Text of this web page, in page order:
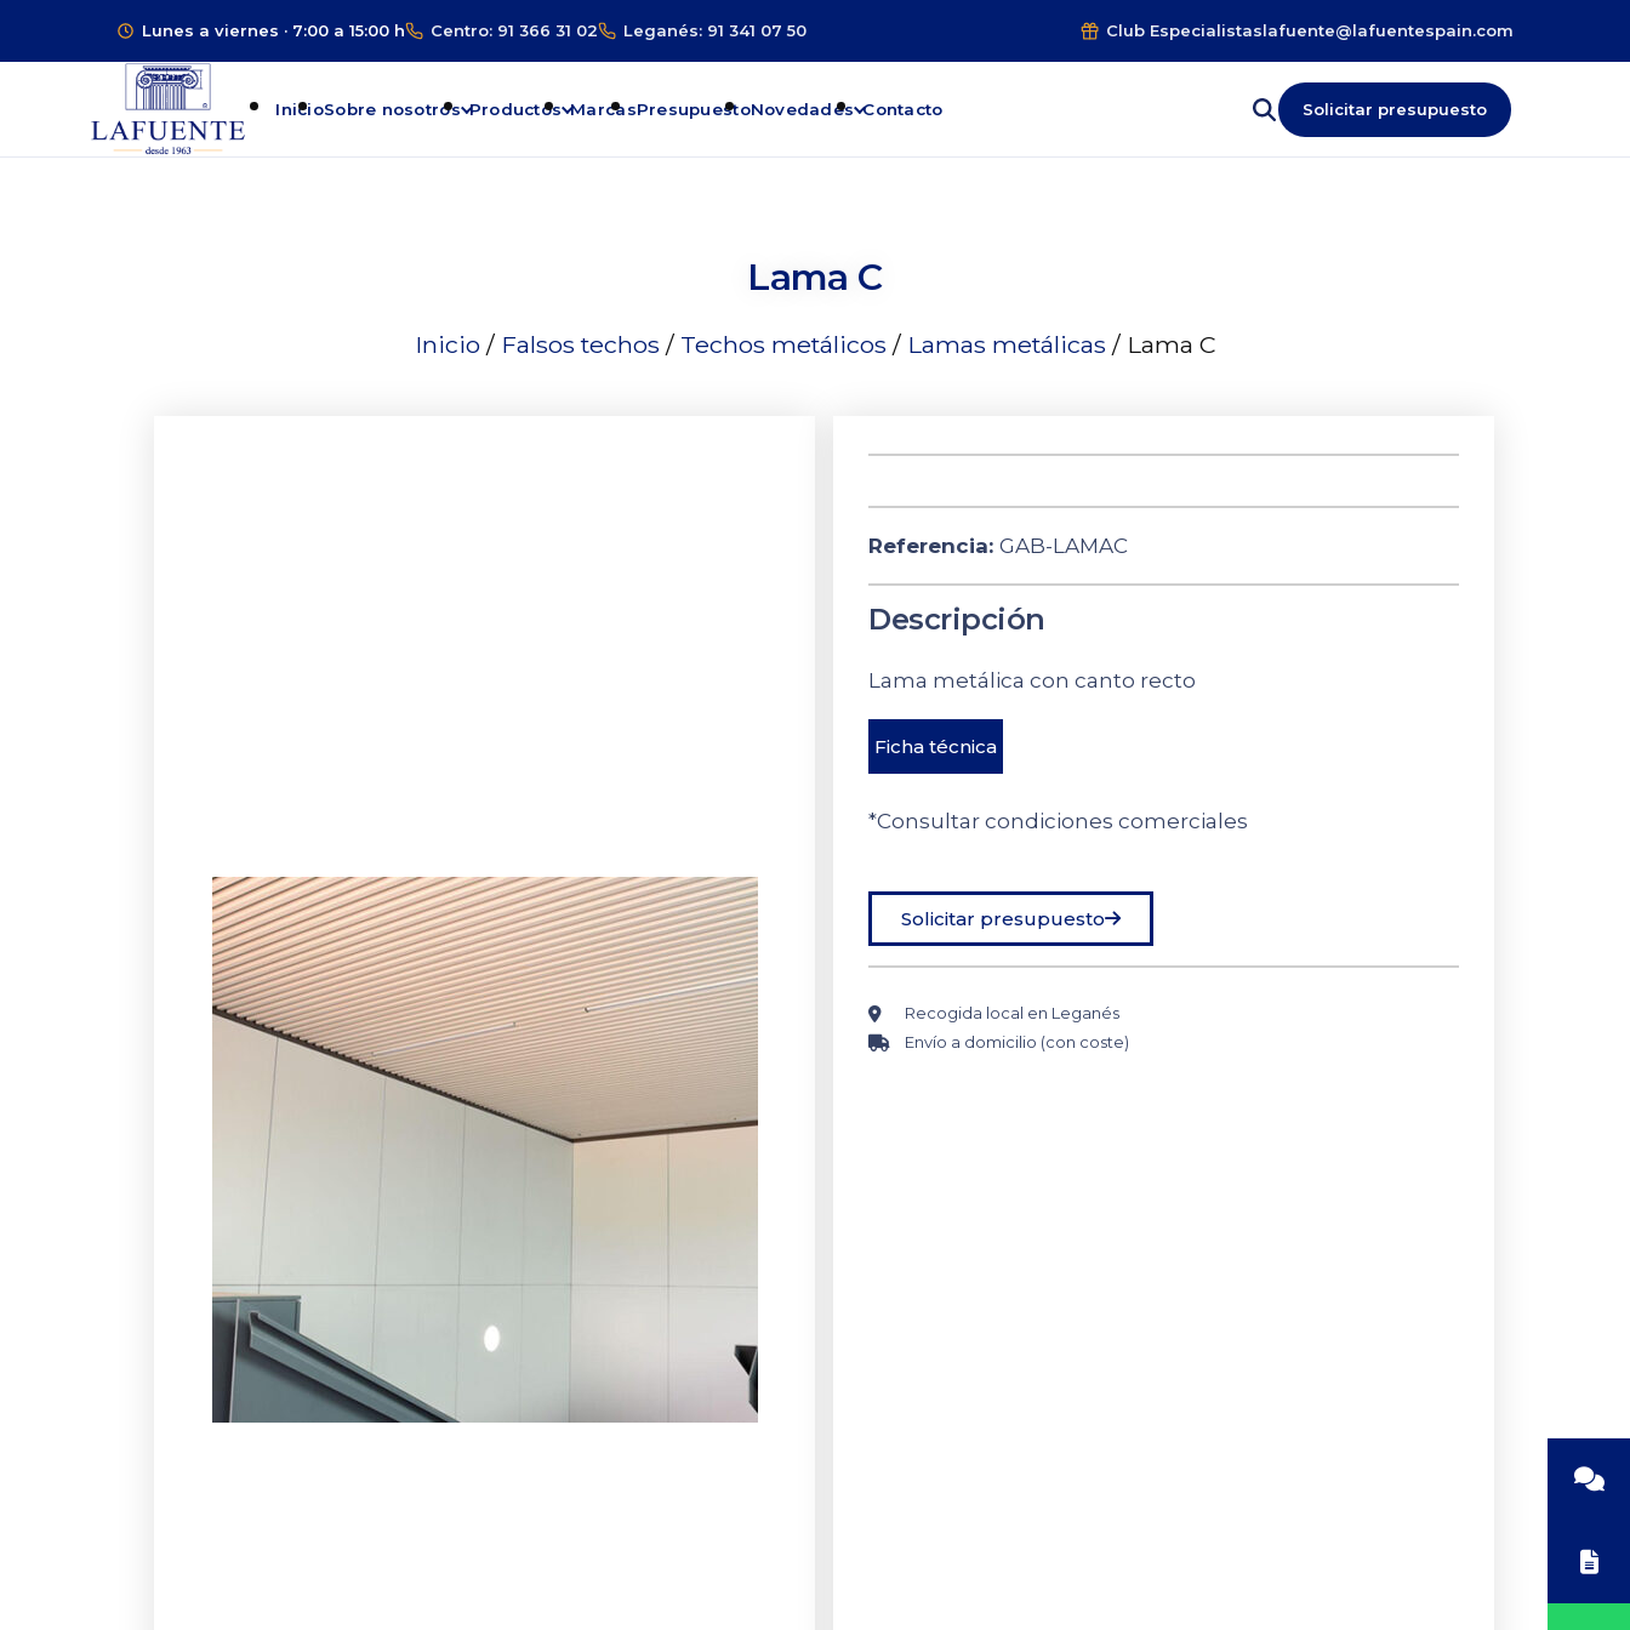
Lunes a viernes · 7:00 a 15:00 h Centro: 91 366 31 02 Leganés: 91 341 07 50 Club Especialistaslafuente@lafuentespain.com
InicioSobre nosotros Productos MarcasPresupuestoNovedades Contacto Solicitar presupuesto
Lama C
Inicio / Falsos techos / Techos metálicos / Lamas metálicas / Lama C
Referencia: GAB-LAMAC
Descripción
Lama metálica con canto recto
Ficha técnica
*Consultar condiciones comerciales
Solicitar presupuesto
Recogida local en Leganés
Envío a domicilio (con coste)